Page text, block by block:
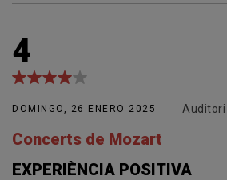
4
DOMINGO, 26 ENERO 2025 Auditori
Concerts de Mozart
EXPERIÈNCIA POSITIVA